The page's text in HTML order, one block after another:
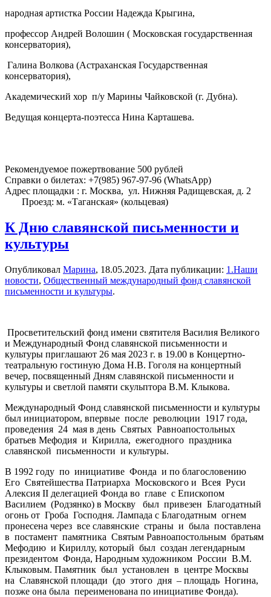
народная артистка России Надежда Крыгина,
профессор Андрей Волошин ( Московская государственная
консерватория),
Галина Волкова (Астраханская Государственная
консерватория),
Академический хор п/у Марины Чайковской (г. Дубна).
Ведущая концерта-поэтесса Нина Карташева.
Рекомендуемое пожертвование 500 рублей
Справки о билетах: +7(985) 967-97-96 (WhatsApp)
Адрес площадки : г. Москва, ул. Нижняя Радищевская, д. 2
Проезд: м. «Таганская» (кольцевая)
К Дню славянской письменности и
культуры
Опубликовал Марина, 18.05.2023. Дата публикации: 1.Наши
новости, Общественный международный фонд славянской
письменности и культуры.
Просветительский фонд имени святителя Василия Великого
и Международный Фонд славянской письменности и
культуры приглашают 26 мая 2023 г. в 19.00 в Концертно-
театральную гостиную Дома Н.В. Гоголя на концертный
вечер, посвященный Дням славянской письменности и
культуры и светлой памяти скульптора В.М. Клыкова.
Международный Фонд славянской письменности и культуры
был инициатором, впервые после революции 1917 года,
проведения 24 мая в день Святых Равноапостольных
братьев Мефодия и Кирилла, ежегодного праздника
славянской письменности и культуры.
В 1992 году по инициативе Фонда и по благословению
Его Святейшества Патриарха Московского и Всея Руси
Алексия II делегацией Фонда во главе с Епископом
Василием (Родзянко) в Москву был привезен Благодатный
огонь от Гроба Господня. Лампада с Благодатным огнем
пронесена через все славянские страны и была поставлена
в постамент памятника Святым Равноапостольным братьям
Мефодию и Кириллу, который был создан легендарным
президентом Фонда, Народным художником России В.М.
Клыковым. Памятник был установлен в центре Москвы
на Славянской площади (до этого дня – площадь Ногина,
позже она была переименована по инициативе Фонда).